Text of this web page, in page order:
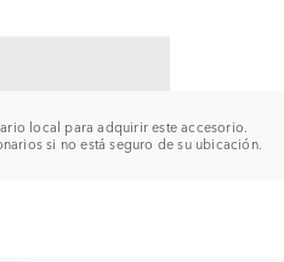
local para adquirir este accesorio.
si no está seguro de su ubicación.